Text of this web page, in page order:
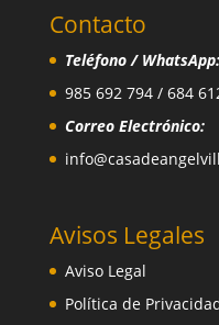
Contacto
Teléfono / WhatsApp:
985 692 794 / 684
Correo Electrónico:
Avisos Legales
Aviso Legal
Política de